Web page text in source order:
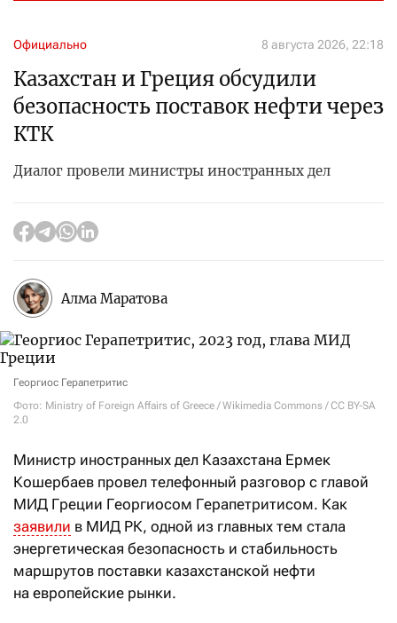
Официально 8 августа 2026, 22:18
Казахстан и Греция обсудили
безопасность поставок нефти через
КТК
Диалог провели министры иностранных дел
Алма Маратова
Георгиос Герапетритис
Фото: Ministry of Foreign Affairs of Greece / Wikimedia Commons / CC BY-SA
2.0
Министр иностранных дел Казахстана Ермек
Кошербаев провел телефонный разговор с главой
МИД Греции Георгиосом Герапетритисом. Как
заявили в МИД РК, одной из главных тем стала
энергетическая безопасность и стабильность
маршрутов поставки казахстанской нефти
на европейские рынки.